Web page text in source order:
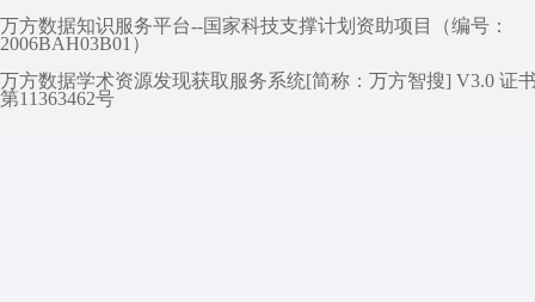
万方数据知识服务平台--国家科技支撑计划资助项目（编号：
2006BAH03B01）
万方数据学术资源发现获取服务系统[简称：万方智搜] V3.0 证
第11363462号